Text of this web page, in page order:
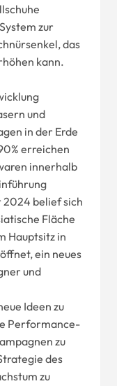
zur
das
kann.
und
in der Erde
erreichen
innerhalb
2024 belief sich
Fläche
Hauptsitz in
ein neues
und
Ideen zu
Performance-
zu
des
zu